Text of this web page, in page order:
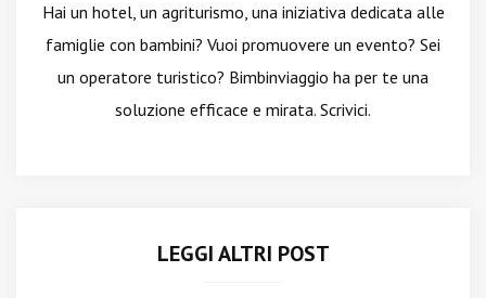
Hai un hotel, un agriturismo, una iniziativa dedicata alle
famiglie con bambini? Vuoi promuovere un evento? Sei
un operatore turistico? Bimbinviaggio ha per te una
soluzione efficace e mirata. Scrivici.
LEGGI ALTRI POST